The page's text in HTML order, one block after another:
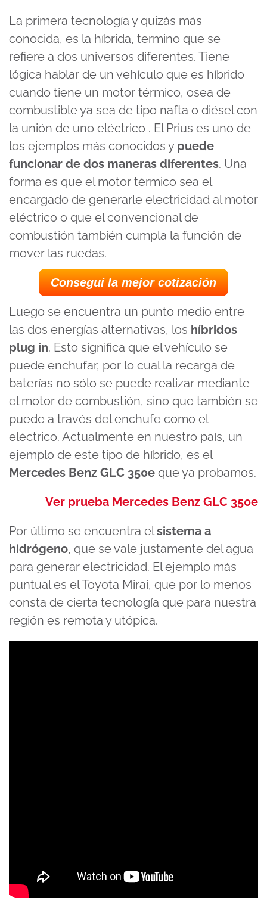
La primera tecnología y quizás más
conocida, es la híbrida, termino que se
refiere a dos universos diferentes. Tiene
lógica hablar de un vehículo que es híbrido
cuando tiene un motor térmico, osea de
combustible ya sea de tipo nafta o diésel con
la unión de uno eléctrico . El Prius es uno de
los ejemplos más conocidos y puede
funcionar de dos maneras diferentes. Una
forma es que el motor térmico sea el
encargado de generarle electricidad al motor
eléctrico o que el convencional de
combustión también cumpla la función de
mover las ruedas.
Conseguí la mejor cotización
Luego se encuentra un punto medio entre
las dos energías alternativas, los híbridos
plug in. Esto significa que el vehículo se
puede enchufar, por lo cual la recarga de
baterías no sólo se puede realizar mediante
el motor de combustión, sino que también se
puede a través del enchufe como el
eléctrico. Actualmente en nuestro país, un
ejemplo de este tipo de híbrido, es el
Mercedes Benz GLC 350e que ya probamos.
Ver prueba Mercedes Benz GLC 350e
Por último se encuentra elsistema a
hidrógeno, que se vale justamente del agua
para generar electricidad. El ejemplo más
puntual es el Toyota Mirai, que por lo menos
consta de cierta tecnología que para nuestra
región es remota y utópica.